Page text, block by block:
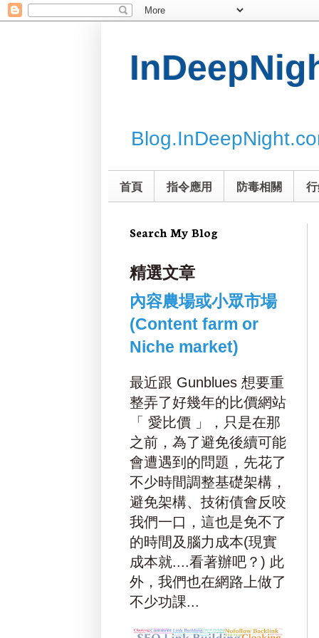
首頁 指令應用 防毒相關
Search My Blog
精選文章
內容農場或小眾市場
(Content farm or
Niche market)
最近跟 Gunblues 想要重
整弄了好幾年的比價網站
「 愛比價 」，只是在那
之前，為了避免後續可能
會遭遇到的問題，先花了
不少時間調整基礎架構，
避免架構、技術債會反咬
我們一口，這也是免不了
的時間及腦力成本(現實
成本就....看著辦吧？) 此
外，我們也在網路上做了
不少功課...